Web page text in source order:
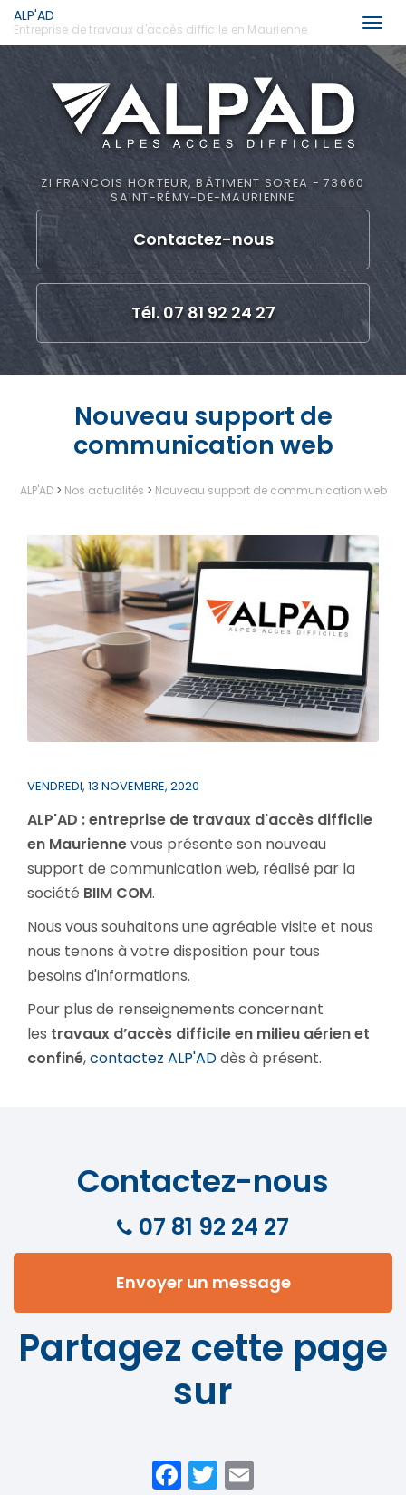
contenu
ALP'AD
Entreprise de travaux d'accès difficile en Maurienne
ZI FRANCOIS HORTEUR, BÂTIMENT SOREA - 73660
SAINT-RÉMY-DE-MAURIENNE
Contactez-nous
Tél. 07 81 92 24 27
Nouveau support de
communication web
ALP'AD> Nos actualités > Nouveau support de communication web
VENDREDI, 13 NOVEMBRE, 2020
ALP'AD : entreprise de travaux d'accès difficile
en Mauriennevous présente son nouveau
support de communication web, réalisé par la
société BIIM COM.
Nous vous souhaitons une agréable visite et nous
nous tenons à votre disposition pour tous
besoins d'informations.
Pour plus de renseignements concernant
les travaux d’accès difficile en milieu aérien et
confiné,contactez ALP'ADdès à présent.
Contactez-nous
07 81 92 24 27
Envoyer un message
Partagez cette page
sur
Facebook
Twitter